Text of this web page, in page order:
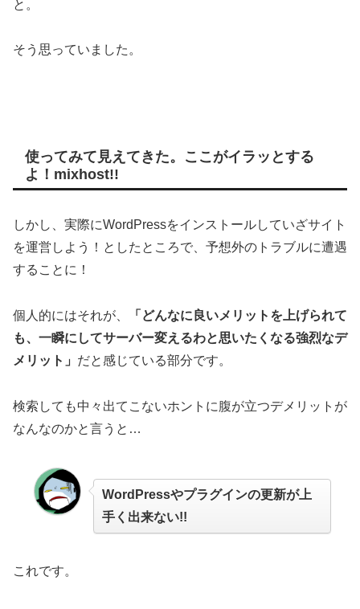
と。
そう思っていました。
使ってみて見えてきた。ここがイラッとする
よ！mixhost!!
しかし、実際にWordPressをインストールしていざサイト
を運営しよう！としたところで、予想外のトラブルに遭遇
することに！
個人的にはそれが、
「どんなに良いメリットを上げられて
も、一瞬にしてサーバー変えるわと思いたくなる強烈なデ
メリット」 だと感じている部分です。
検索しても中々出てこないホントに腹が立つデメリットが
なんなのかと言うと…
WordPressやプラグインの更新が上
手く出来ない!!
これです。